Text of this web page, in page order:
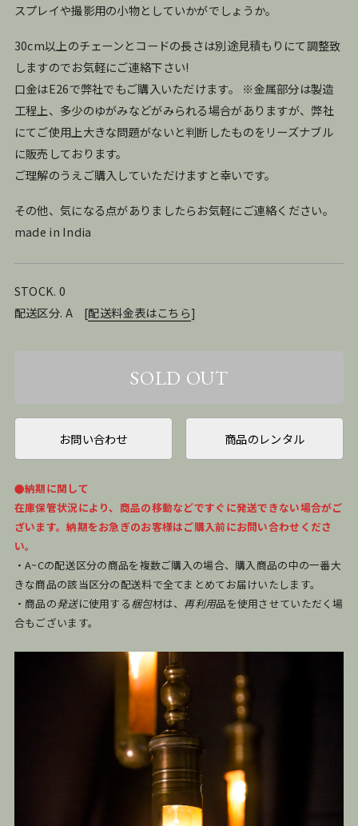
スプレイや撮影用の小物としていかがでしょうか。
30cm以上のチェーンとコードの長さは別途見積もりにて調整致
しますのでお気軽にご連絡下さい!
口金はE26で弊社でもご購入いただけます。 ※金属部分は製造
工程上、多少のゆがみなどがみられる場合がありますが、弊社
にてご使用上大きな問題がないと判断したものをリーズナブル
に販売しております。
ご理解のうえご購入していただけますと幸いです。
その他、気になる点がありましたらお気軽にご連絡ください。
made in India
STOCK. 0
配送区分. A [配送料金表はこちら]
お問い合わせ 商品のレンタル
●納期に関して
在庫保管状況により、商品の移動などですぐに発送できない場合がご
ざいます。納期をお急ぎのお客様はご購入前にお問い合わせくださ
い。
・A~Cの配送区分の商品を複数ご購入の場合、購入商品の中の一番大
きな商品の該当区分の配送料で全てまとめてお届けいたします。
・商品の発送に使用する梱包材は、 再利用品を使用させていただく場
合もございます。